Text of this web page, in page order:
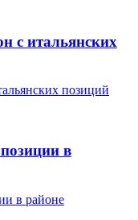
с итальянских
в